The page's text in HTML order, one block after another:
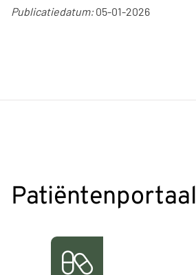
Publicatiedatum:05-01-2026
Patiëntenportaal